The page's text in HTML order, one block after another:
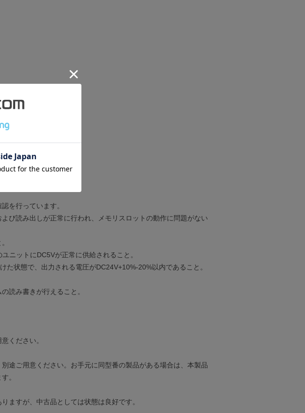
を行っています。
び読み出しが正常に行われ、メモリスロットの動作に問題がない
ニットにDC5Vが正常に供給されること。
た状態で、出力される電圧がDC24V+10%-20%以内であること。
読み書きが行えること。
ください。
途ご用意ください。お手元に同型番の製品がある場合は、本製品
。
ますが、中古品としては状態は良好です。